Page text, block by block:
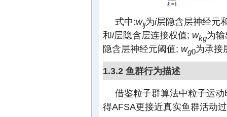
式中:wij为i层隐含层神经元
和i层隐含层连接权值; wkg为
隐含层神经元阈值; wg0为承接
1.3.2 鱼群行为描述
借鉴粒子群算法中粒子运
得AFSA更接近真实鱼群活动